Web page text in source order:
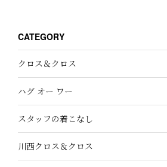
CATEGORY
クロス＆クロス
ハグ オー ワー
スタッフの着こなし
川西クロス＆クロス